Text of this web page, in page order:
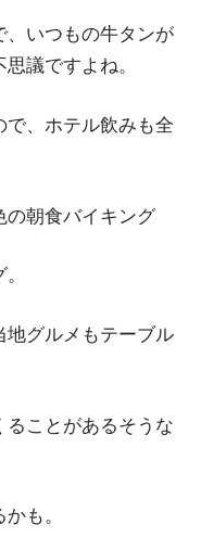
、いつもの牛タンが
議ですよね。
で、ホテル飲みも全
の朝食バイキング
地グルメもテーブル
ることがあるそうな
も。